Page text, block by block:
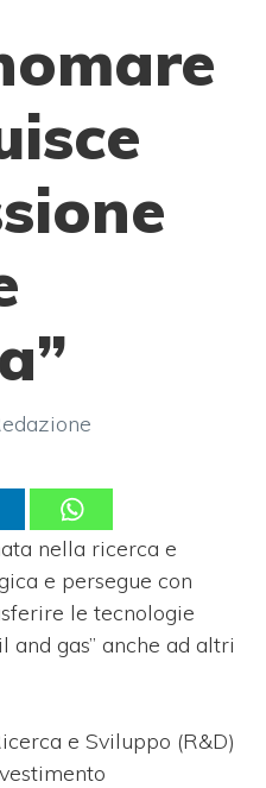
nella ricerca e
e persegue con
le tecnologie
and gas” anche ad altri
e Sviluppo (R&D)